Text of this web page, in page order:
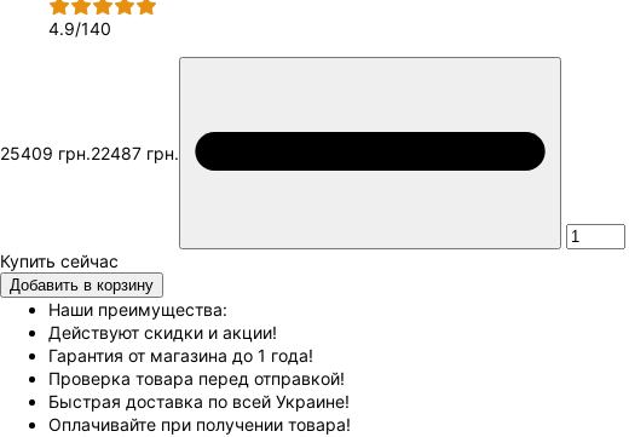
4.9/140
25409 грн.22487 грн.
Добавить в корзину
Наши преимущества:
Действуют скидки и акции!
Гарантия от магазина до 1 года!
Проверка товара перед отправкой!
Быстрая доставка по всей Украине!
Оплачивайте при получении товара!